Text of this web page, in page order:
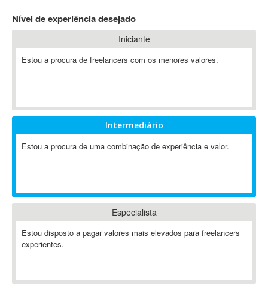
A2Billing
Ab Initio
ABIS
AbleCommerce
Ableton
Abstract
Abstract Window Toolkit (AWT)
AC Drives
Nível de experiência desejado
Iniciante
Estou a procura de freelancers com os menores valores.
Intermediário
Estou a procura de uma combinação de experiência e valor.
Especialista
Estou disposto a pagar valores mais elevados para freelancers
experientes.